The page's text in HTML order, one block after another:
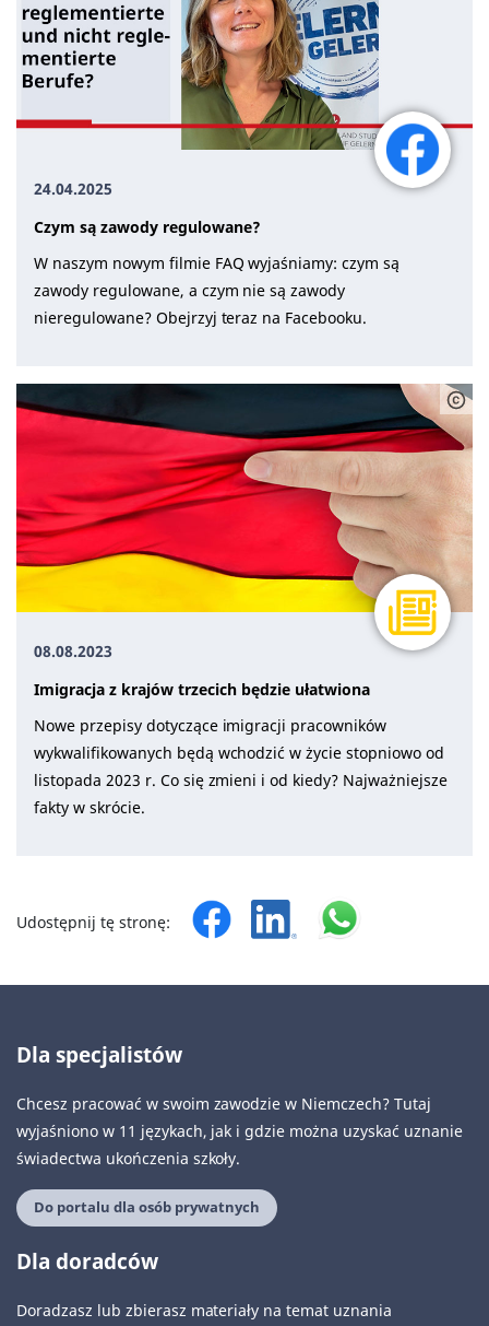
24.04.2025
Czym są zawody regulowane?
W naszym nowym filmie FAQ wyjaśniamy: czym są
zawody regulowane, a czym nie są zawody
nieregulowane? Obejrzyj teraz na Facebooku.
08.08.2023
Imigracja z krajów trzecich będzie ułatwiona
Nowe przepisy dotyczące imigracji pracowników
wykwalifikowanych będą wchodzić w życie stopniowo od
listopada 2023 r. Co się zmieni i od kiedy? Najważniejsze
fakty w skrócie.
Udostępnij tę stronę:
Dla specjalistów
Chcesz pracować w swoim zawodzie w Niemczech? Tutaj
wyjaśniono w 11 językach, jak i gdzie można uzyskać uznanie
świadectwa ukończenia szkoły.
Do portalu dla osób prywatnych
Dla doradców
Doradzasz lub zbierasz materiały na temat uznania